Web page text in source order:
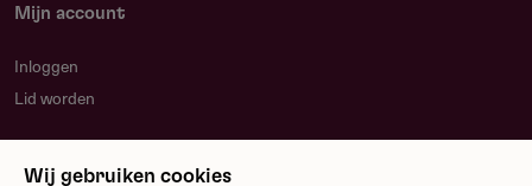
Mijn account
Inloggen
Lid worden
Wij gebruiken cookies